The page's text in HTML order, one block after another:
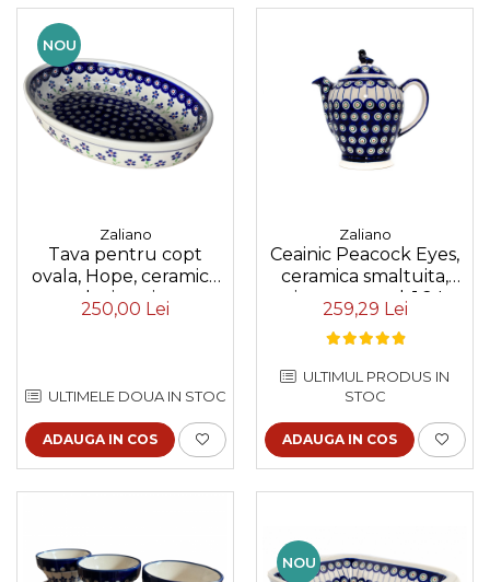
NOU
Zaliano
Tava pentru copt
ovala, Hope, ceramica
smaltuita, pictata
manual, 19,0 x 27,5 cm,
250,00 Lei
ULTIMELE DOUA IN STOC
ADAUGA IN COS
Zaliano
Ceainic Peacock Eyes,
ceramica smaltuita,
pictat manual, 1,2 L
259,29 Lei
ULTIMUL PRODUS IN
STOC
ADAUGA IN COS
NOU